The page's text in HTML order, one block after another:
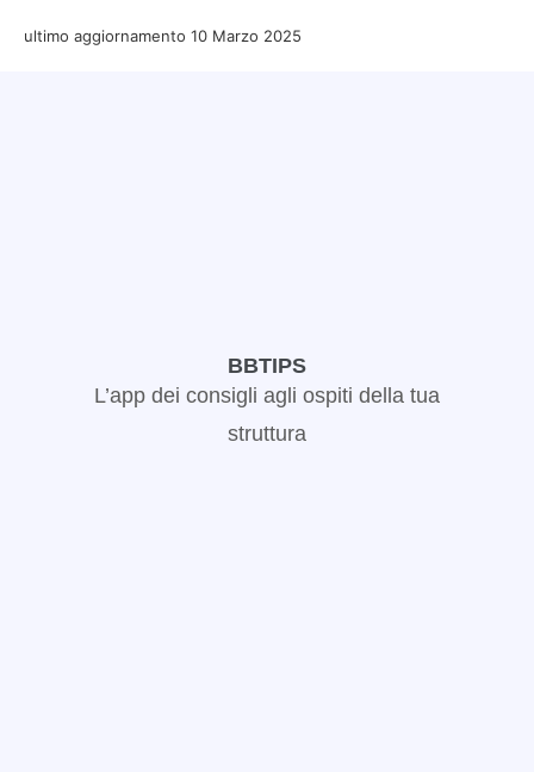
ultimo aggiornamento 10 Marzo 2025
BBTIPS
L’app dei consigli agli ospiti della tua
struttura